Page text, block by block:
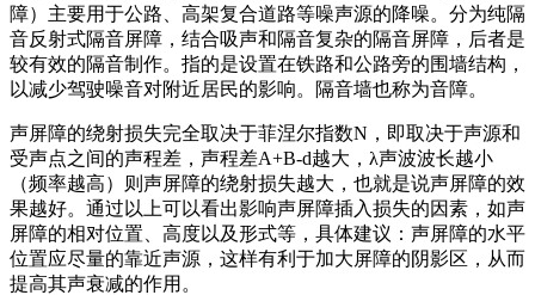
障）主要用于公路、高架复合道路等噪声源的降噪。分为纯隔
音反射式隔音屏障，结合吸声和隔音复杂的隔音屏障，后者是
较有效的隔音制作。指的是设置在铁路和公路旁的围墙结构，
以减少驾驶噪音对附近居民的影响。隔音墙也称为音障。
声屏障的绕射损失完全取决于菲涅尔指数N，即取决于声源和
受声点之间的声程差，声程差A+B-d越大，λ声波波长越小
（频率越高）则声屏障的绕射损失越大，也就是说声屏障的效
果越好。通过以上可以看出影响声屏障插入损失的因素，如声
屏障的相对位置、高度以及形式等，具体建议：声屏障的水平
位置应尽量的靠近声源，这样有利于加大屏障的阴影区，从而
提高其声衰减的作用。